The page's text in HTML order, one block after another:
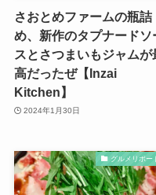
さおとめファームの瓶詰
め、新作のタプナードソ
スとさつまいもジャムが
高だったぜ【Inzai
Kitchen】
2024年1月30日
グルメリポー